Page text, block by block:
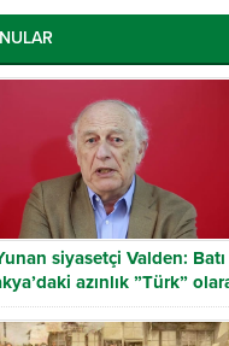
siyasetçi Valden: Batı
azınlık ”Türk”
tanınmalı